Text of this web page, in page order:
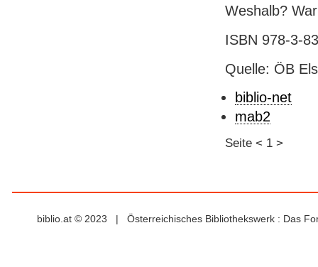
Weshalb?
ISBN 978-3-
Quelle: ÖB
biblio-net
mab2
Seite < 1 >
biblio.at © 2023 | Österreichisches Bibliothekswerk : Das